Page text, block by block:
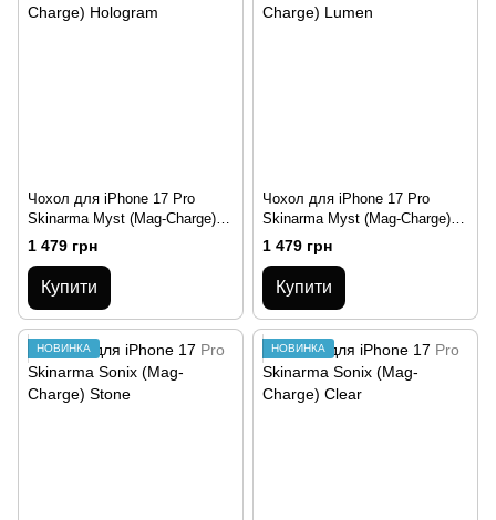
Чохол для iPhone 17 Pro
Skinarma Myst (Mag-Charge)
Hologram
1 479 грн
Купити
Чохол для iPhone 17 Pro
Skinarma Myst (Mag-Charge)
Lumen
1 479 грн
Купити
НОВИНКА НОВИНКА